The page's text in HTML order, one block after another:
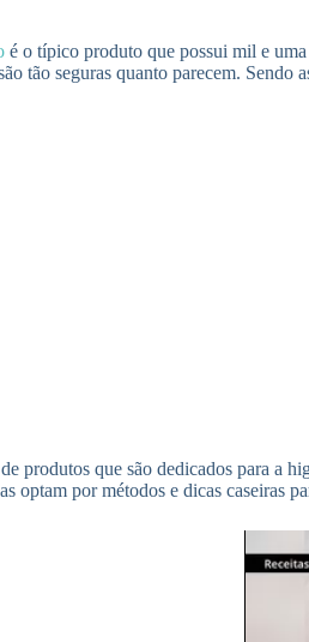
é o típico produto que possui mil e
tão seguras quanto parecem. Sendo
produtos que são dedicados para a
optam por métodos e dicas caseiras